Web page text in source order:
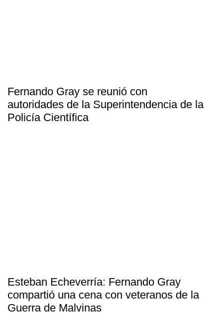
Fernando Gray se reunió con
autoridades de la Superintendencia de la
Policía Científica
Esteban Echeverría: Fernando Gray
compartió una cena con veteranos de la
Guerra de Malvinas